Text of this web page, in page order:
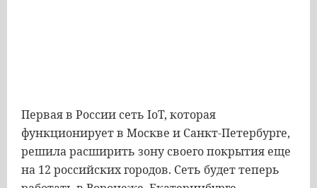
Первая в России сеть IoT, которая
функционирует в Москве и Санкт-Петербурге,
решила расширить зону своего покрытия еще
на 12 российских городов. Сеть будет теперь